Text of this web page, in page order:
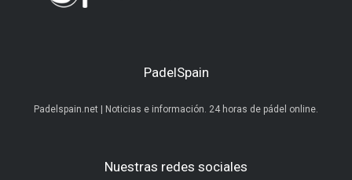
PadelSpain
Padelspain.net | Noticias e información. 24 horas de pádel online.
Nuestras redes sociales